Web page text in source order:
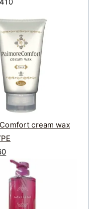
圍
：
$
2
0
0
到
1
0
cream wax
目
前
價
格